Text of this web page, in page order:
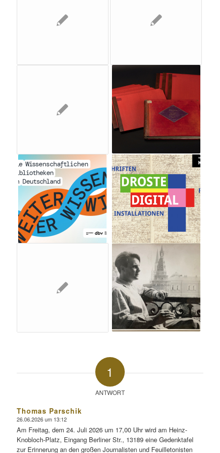
1
ANTWORT
Thomas Parschik
sagte:
26.06.2026 um 13:12
Am Freitag, dem 24. Juli 2026 um 17,00 Uhr wird am Heinz-
Knobloch-Platz, Eingang Berliner Str., 13189 eine Gedenktafel
zur Erinnerung an den großen Journalisten und Feuilletonisten